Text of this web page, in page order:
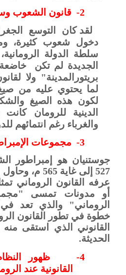
2-
قانون الشعوب
لقد كان التوسع
دخول شعوب كثيرة،
سلطة الدولة
الجديدة لم تكن
بريتورالمدينة" ولا
لما يحتوي عليه من صيغ
لكون هذه الصيغ
الدينية للرومان
والغرباء رغم انتمائهم
3-
مجموعات
جوستنيان هو إمبراطور
527 إلى غاية
عرفه القانون الروماني
أو مدونات تمسى
الروماني" والذي تعد
خطوة في تطور القانون
القانوني الذي استقى منه
الحديثة.
4-
ظهور
القانونية عند